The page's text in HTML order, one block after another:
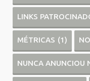
LINKS
MÉTRICAS (1)
NUNCA ANUNCIOU